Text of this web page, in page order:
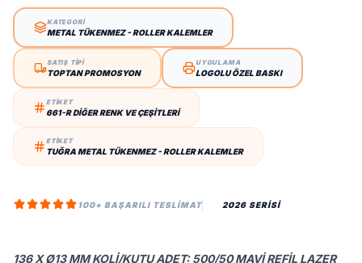
KATEGORİ
METAL TÜKENMEZ - ROLLER KALEMLER
SATIŞ TİPİ
TOPTAN PROMOSYON
UYGULAMA
LOGOLU ÖZEL BASKI
ETİKET
661-R DIĞER RENK VE ÇEŞITLERI
ETİKET
TUĞRA METAL TÜKENMEZ - ROLLER KALEMLER
100+ BAŞARILI TESLIMAT 2026 SERİSİ
136 X Ø13 MM KOLI/KUTU ADET: 500/50 MAVI REFIL LAZER